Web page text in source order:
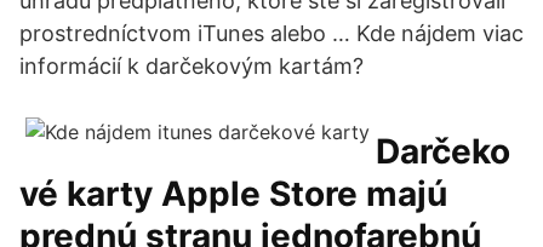
prostredníctvom iTunes alebo … Kde nájdem viac
informácií k darčekovým kartám?
Darčeko
vé karty Apple Store majú
prednú stranu jednofarebnú